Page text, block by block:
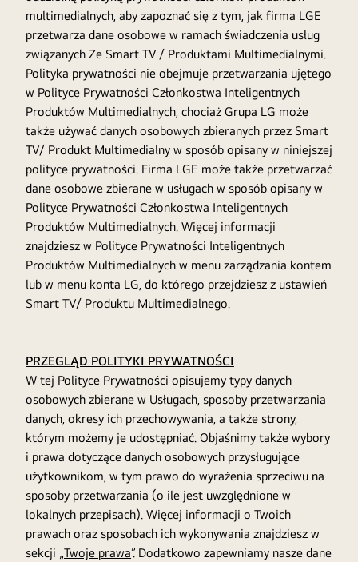
multimedialnych, aby zapoznać się z tym, jak firma LGE
przetwarza dane osobowe w ramach świadczenia usług
związanych Ze Smart TV / Produktami Multimedialnymi.
Polityka prywatności nie obejmuje przetwarzania ujętego
w Polityce Prywatności Członkostwa Inteligentnych
Produktów Multimedialnych, chociaż Grupa LG może
także używać danych osobowych zbieranych przez Smart
TV/ Produkt Multimedialny w sposób opisany w niniejszej
polityce prywatności. Firma LGE może także przetwarzać
dane osobowe zbierane w usługach w sposób opisany w
Polityce Prywatności Członkostwa Inteligentnych
Produktów Multimedialnych. Więcej informacji
znajdziesz w Polityce Prywatności Inteligentnych
Produktów Multimedialnych w menu zarządzania kontem
lub w menu konta LG, do którego przejdziesz z ustawień
Smart TV/ Produktu Multimedialnego.
PRZEGLĄD POLITYKI PRYWATNOŚCI
W tej Polityce Prywatności opisujemy typy danych
osobowych zbierane w Usługach, sposoby przetwarzania
danych, okresy ich przechowywania, a także strony,
którym możemy je udostępniać. Objaśnimy także wybory
i prawa dotyczące danych osobowych przysługujące
użytkownikom, w tym prawo do wyrażenia sprzeciwu na
sposoby przetwarzania (o ile jest uwzględnione w
lokalnych przepisach). Więcej informacji o Twoich
prawach oraz sposobach ich wykonywania znajdziesz w
sekcji „Twoje prawa”. Dodatkowo zapewniamy nasze dane